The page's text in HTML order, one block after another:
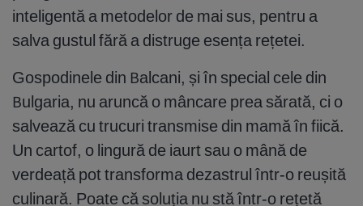
inteligentă a metodelor de mai sus, pentru a
salva gustul fără a distruge esența rețetei.
Gospodinele din Balcani, și în special cele din
Bulgaria, nu aruncă o mâncare prea sărată, ci o
salvează cu trucuri transmise din mamă în fiică.
Un cartof, o lingură de iaurt sau o mână de
verdeață pot transforma dezastrul într-o reușită
culinară. Poate că soluția nu stă într-o rețetă